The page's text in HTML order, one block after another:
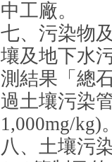
中工廠。
七、污染物
壤及地下水
測結果「總
過土壤污染
1,000mg/kg)
八、土壤污